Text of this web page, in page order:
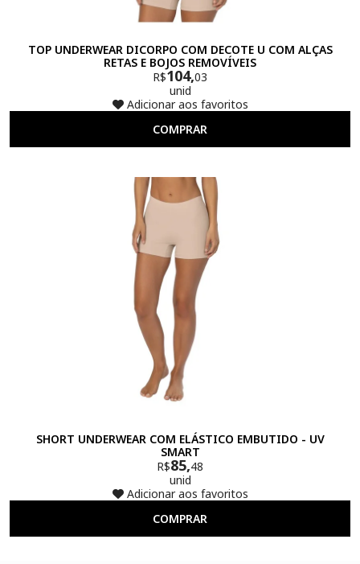
TOP UNDERWEAR DICORPO COM DECOTE U COM ALÇAS
RETAS E BOJOS REMOVÍVEIS
R$104,03
unid
Adicionar aos favoritos
COMPRAR
SHORT UNDERWEAR COM ELÁSTICO EMBUTIDO - UV
SMART
R$85,48
unid
Adicionar aos favoritos
COMPRAR